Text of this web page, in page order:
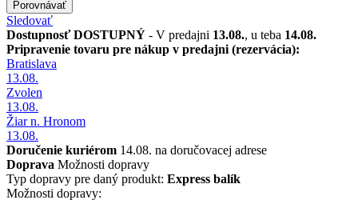
Porovnávať
Sledovať
DostupnosťDOSTUPNÝ - V predajni 13.08., u teba 14.08.
Pripravenie tovaru pre nákup v predajni (rezervácia):
Bratislava
13.08.
Zvolen
13.08.
Žiar n. Hronom
13.08.
Doručenie kuriérom 14.08. na doručovacej adrese
Doprava Možnosti dopravy
Typ dopravy pre daný produkt: Express balík
Možnosti dopravy: